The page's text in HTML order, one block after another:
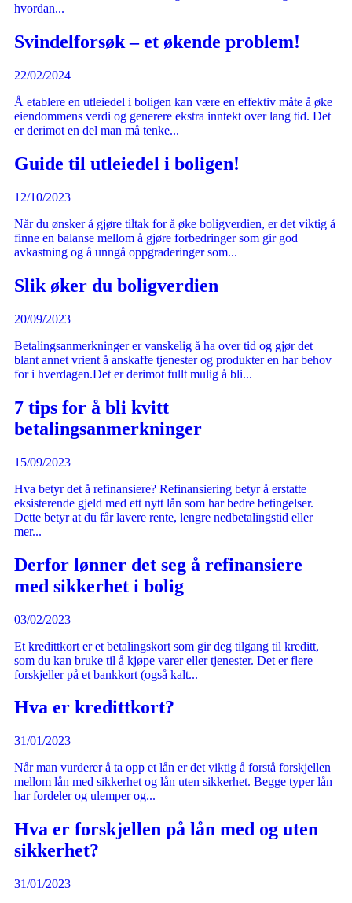
hvordan...
Svindelforsøk – et økende problem!
22/02/2024
Å etablere en utleiedel i boligen kan være en effektiv måte å øke
eiendommens verdi og generere ekstra inntekt over lang tid. Det
er derimot en del man må tenke...
Guide til utleiedel i boligen!
12/10/2023
Når du ønsker å gjøre tiltak for å øke boligverdien, er det viktig å
finne en balanse mellom å gjøre forbedringer som gir god
avkastning og å unngå oppgraderinger som...
Slik øker du boligverdien
20/09/2023
Betalingsanmerkninger er vanskelig å ha over tid og gjør det
blant annet vrient å anskaffe tjenester og produkter en har behov
for i hverdagen.Det er derimot fullt mulig å bli...
7 tips for å bli kvitt
betalingsanmerkninger
15/09/2023
Hva betyr det å refinansiere? Refinansiering betyr å erstatte
eksisterende gjeld med ett nytt lån som har bedre betingelser.
Dette betyr at du får lavere rente, lengre nedbetalingstid eller
mer...
Derfor lønner det seg å refinansiere
med sikkerhet i bolig
03/02/2023
Et kredittkort er et betalingskort som gir deg tilgang til kreditt,
som du kan bruke til å kjøpe varer eller tjenester. Det er flere
forskjeller på et bankkort (også kalt...
Hva er kredittkort?
31/01/2023
Når man vurderer å ta opp et lån er det viktig å forstå forskjellen
mellom lån med sikkerhet og lån uten sikkerhet. Begge typer lån
har fordeler og ulemper og...
Hva er forskjellen på lån med og uten
sikkerhet?
31/01/2023